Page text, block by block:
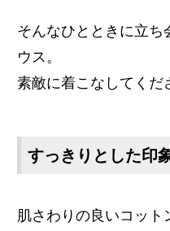
そんなひとときに立ち
ウス。
素敵に着こなしてくだ
すっきりとした印
肌さわりの良いコット